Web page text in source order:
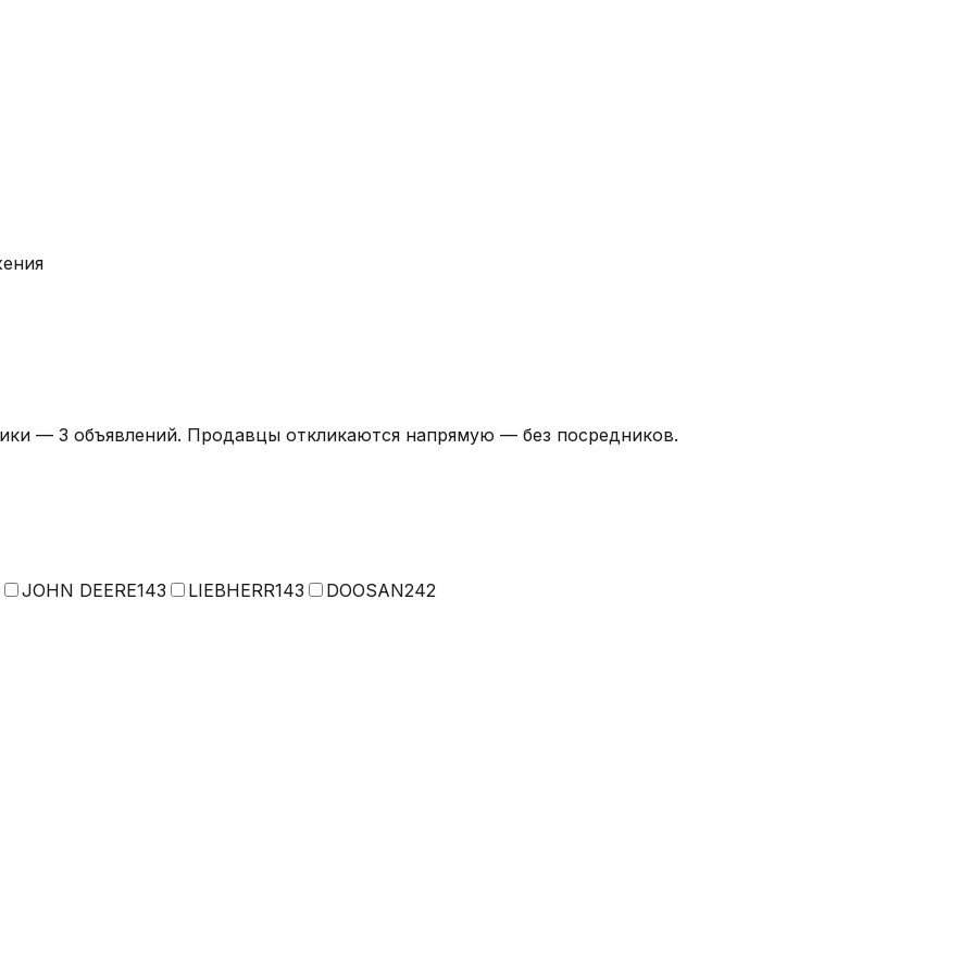
— 3 объявлений. Продавцы откликаются напрямую — без посредников.
JOHN DEERE143 LIEBHERR143 DOOSAN242